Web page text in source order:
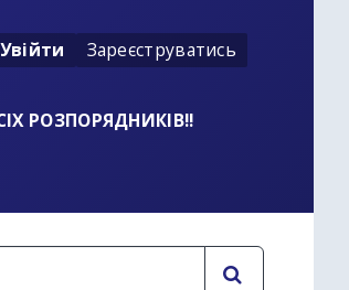
Увійти Зареєструватись
РОЗПОРЯДНИКІВ!!